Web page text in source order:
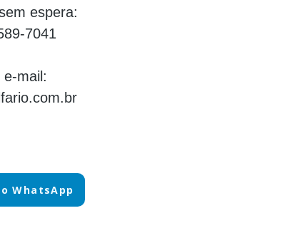
espera:
7041
e-mail:
WhatsApp